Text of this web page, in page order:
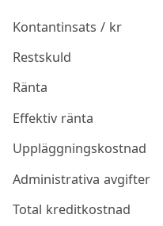
Kontantinsats / kr
Restskuld
Ränta
Effektiv ränta
Uppläggningskostnad
Administrativa avgifter
Total kreditkostnad